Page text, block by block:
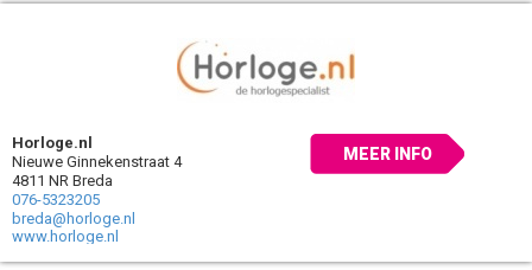
Horloge.nl
Nieuwe Ginnekenstraat 4
4811 NR Breda
076-5323205
breda@horloge.nl
www.horloge.nl
MEER INFO